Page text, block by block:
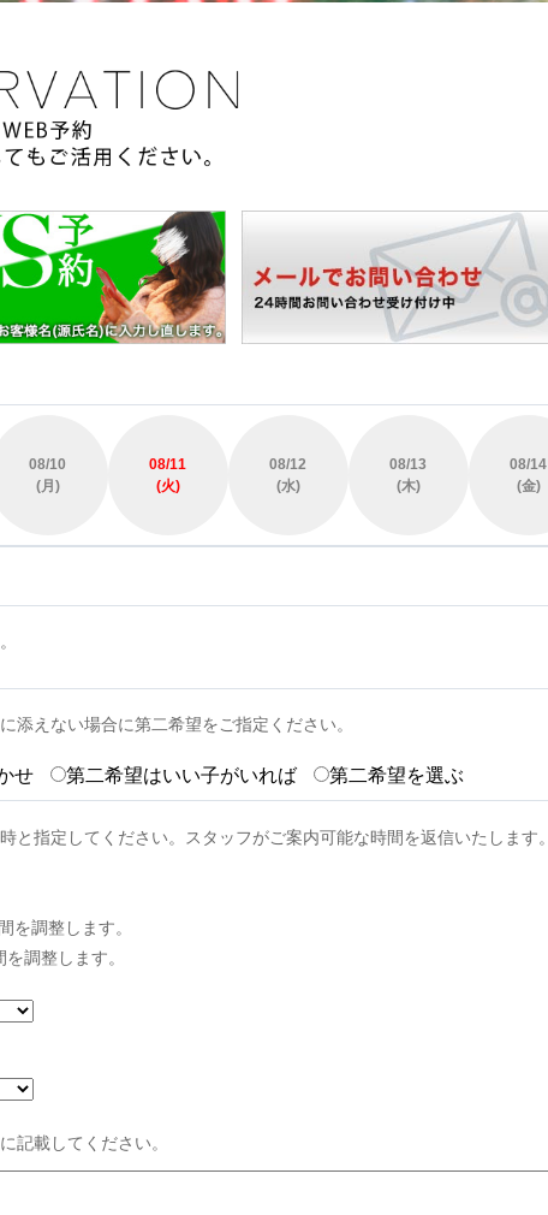
08/10
(月)
08/11
(火)
08/12
(水)
08/13
(木)
08/14
(金)
添えない場合に第二希望をご指定ください。
せ 第二希望はいい子がいれば 第二希望を選ぶ
と指定してください。スタッフがご案内可能な時間を返信いたします。
を調整します。
調整します。
記載してください。